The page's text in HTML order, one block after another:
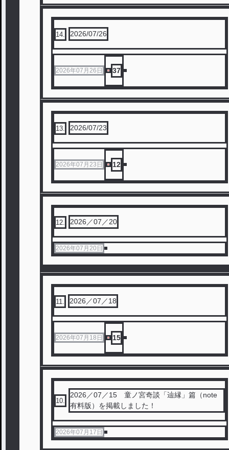
14 2026/07/26
2026年07月26日 37
13 2026/07/23
2026年07月23日 12
12 2026／07／20
2026年07月20日
11 2026／07／18
2026年07月18日 15
10.
2026／07／15 童ノ宮奇談「辿縁」篇（note
有料版）を掲載しました！
2026年07月17日